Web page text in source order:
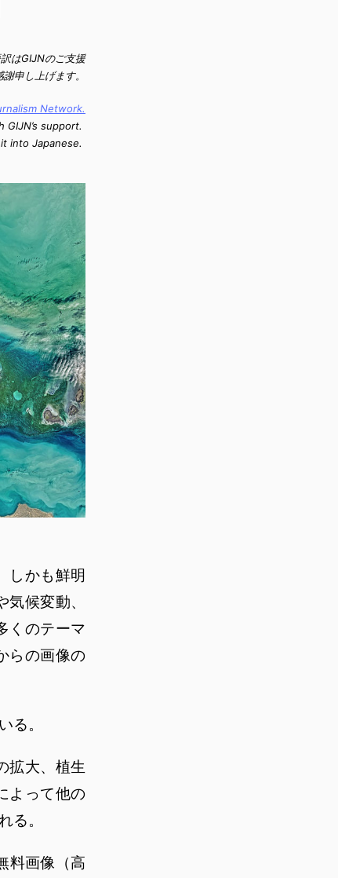
はGIJNのご支援
申し上げます。
Network.
support.
into Japanese.
しかも鮮明
候変動、
くのテーマ
らの画像の
る。
拡大、植生
よって他の
る。
料画像（高